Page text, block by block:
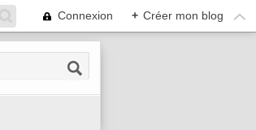
Connexion + Créer mon blog